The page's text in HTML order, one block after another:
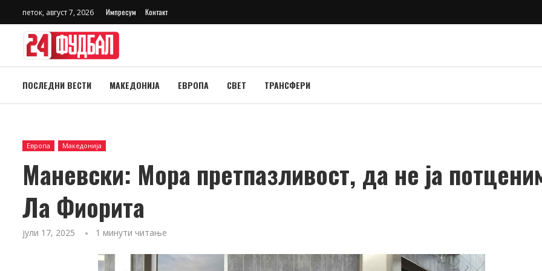
петок, август 7, 2026 Импресум Контакт
ПОСЛЕДНИ ВЕСТИ МАКЕДОНИЈА ЕВРОПА СВЕТ ТРАНСФЕРИ
Европа Македонија
Маневски: Мора претпазливост, да не ја
Ла Фиорита
јули 17, 2025 1 минути читање